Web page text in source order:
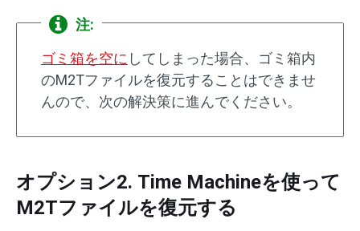
注:
ゴミ箱を空に してしまった場合、ゴミ箱内
のM2Tファイルを復元することはできませ
んので、次の解決策に進んでください。
オプション2. Time Machineを使って
M2Tファイルを復元する